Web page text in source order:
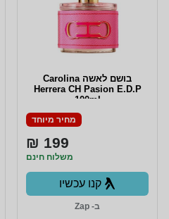
בושם לאשה Carolina
Herrera CH Pasion E.D.P
100ml
מחיר מיוחד
199 ₪
משלוח חינם
קנו עכשיו
ב- Zap